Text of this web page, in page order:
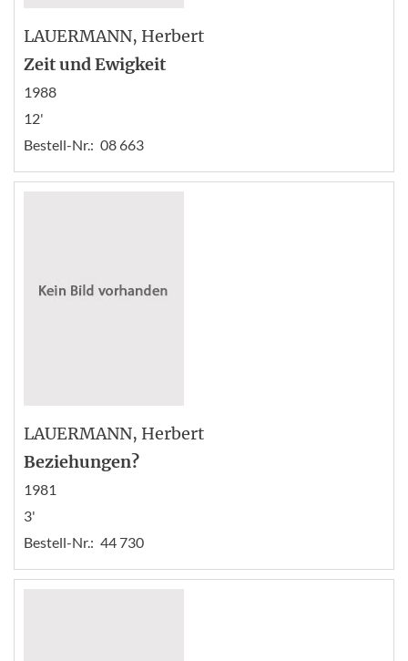
LAUERMANN, Herbert
Zeit und Ewigkeit
1988
12'
Bestell-Nr.: 08 663
LAUERMANN, Herbert
Beziehungen?
1981
3'
Bestell-Nr.: 44 730